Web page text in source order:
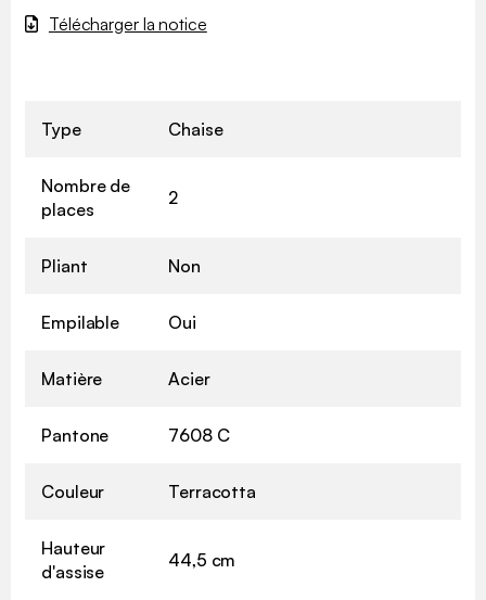
Télécharger la notice
Type Chaise
Nombre de
places
2
Pliant Non
Empilable Oui
Matière Acier
Pantone 7608 C
Couleur Terracotta
Hauteur
d'assise
44,5 cm